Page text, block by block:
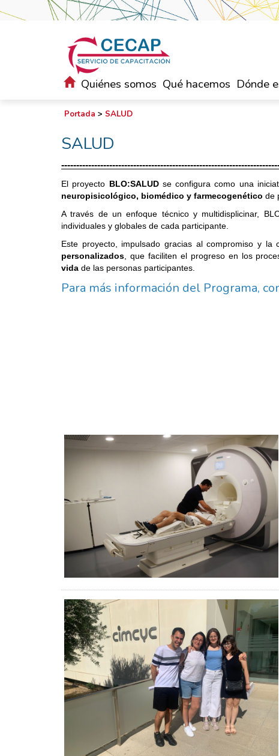
Quiénes somos Qué hacemos Dónde
Portada > SALUD
SALUD
El proyecto BLO:SALUD se configura como una
neuropisicológico, biomédico y farmecogenético de
A través de un enfoque técnico y multidisplicinar,
individuales y globales de cada participante.
Este proyecto, impulsado gracias al compromiso y
personalizados , que faciliten el progreso en los
vida de las personas participantes.
Para más información del Programa,